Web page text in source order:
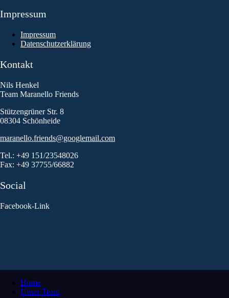
Impressum
Impressum
Datenschutzerklärung
Kontakt
Nils Henkel
Team Maranello Friends
Stützengrüner Str. 8
08304 Schönheide
maranello.friends@googlemail.com
Tel.: +49 151/23548026
Fax: +49 37755/66882
Social
Facebook-Link
Home
Unser Team